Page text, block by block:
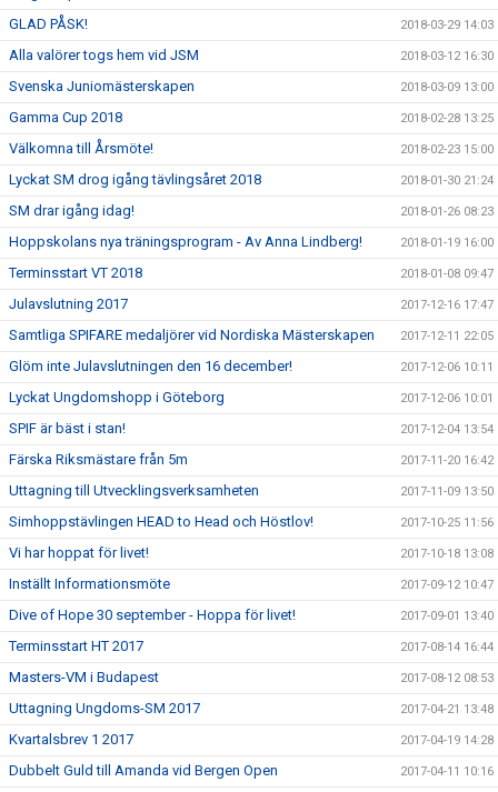
GLAD PÅSK! 2018-03-29 14:03
Alla valörer togs hem vid JSM 2018-03-12 16:30
Svenska Juniomästerskapen 2018-03-09 13:00
Gamma Cup 2018 2018-02-28 13:25
Välkomna till Årsmöte! 2018-02-23 15:00
Lyckat SM drog igång tävlingsåret 2018 2018-01-30 21:24
SM drar igång idag! 2018-01-26 08:23
Hoppskolans nya träningsprogram - Av Anna Lindberg! 2018-01-19 16:00
Terminsstart VT 2018 2018-01-08 09:47
Julavslutning 2017 2017-12-16 17:47
Samtliga SPIFARE medaljörer vid Nordiska Mästerskapen 2017-12-11 22:05
Glöm inte Julavslutningen den 16 december! 2017-12-06 10:11
Lyckat Ungdomshopp i Göteborg 2017-12-06 10:01
SPIF är bäst i stan! 2017-12-04 13:54
Färska Riksmästare från 5m 2017-11-20 16:42
Uttagning till Utvecklingsverksamheten 2017-11-09 13:50
Simhoppstävlingen HEAD to Head och Höstlov! 2017-10-25 11:56
Vi har hoppat för livet! 2017-10-18 13:08
Inställt Informationsmöte 2017-09-12 10:47
Dive of Hope 30 september - Hoppa för livet! 2017-09-01 13:40
Terminsstart HT 2017 2017-08-14 16:44
Masters-VM i Budapest 2017-08-12 08:53
Uttagning Ungdoms-SM 2017 2017-04-21 13:48
Kvartalsbrev 1 2017 2017-04-19 14:28
Dubbelt Guld till Amanda vid Bergen Open 2017-04-11 10:16